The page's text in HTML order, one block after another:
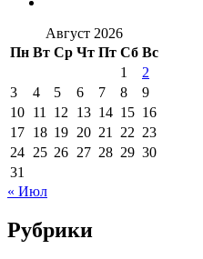
Август 2026
Пн Вт Ср Чт Пт Сб Вс
1
2
3
4 5 6 7 8
9
10 11 12 13 14 15 16
17 18 19 20 21 22 23
24 25 26 27 28 29 30
31
« Июл
Рубрики